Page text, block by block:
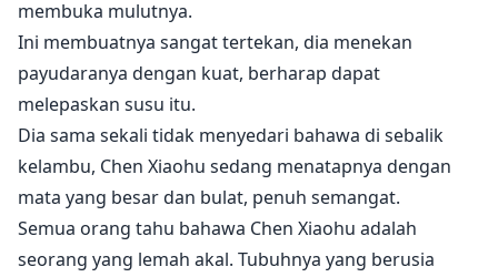
membuka mulutnya.
Ini membuatnya sangat tertekan, dia menekan
payudaranya dengan kuat, berharap dapat
melepaskan susu itu.
Dia sama sekali tidak menyedari bahawa di sebalik
kelambu, Chen Xiaohu sedang menatapnya dengan
mata yang besar dan bulat, penuh semangat.
Semua orang tahu bahawa Chen Xiaohu adalah
seorang yang lemah akal. Tubuhnya yang berusia